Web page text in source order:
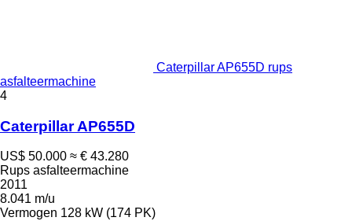
Caterpillar AP655D rups
asfalteermachine
4
Caterpillar AP655D
US$ 50.000 ≈ € 43.280
Rups asfalteermachine
2011
8.041 m/u
Vermogen 128 kW (174 PK)